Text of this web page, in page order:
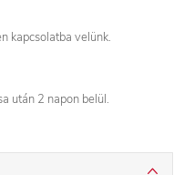
kapcsolatba velünk.
után 2 napon belül.